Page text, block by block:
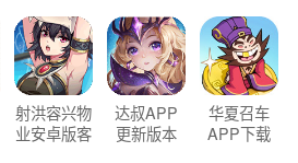
射洪容兴物
业安卓版客
达叔APP
更新版本
华夏召车
APP下载